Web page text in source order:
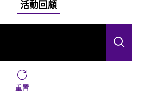
活動回顧
重置